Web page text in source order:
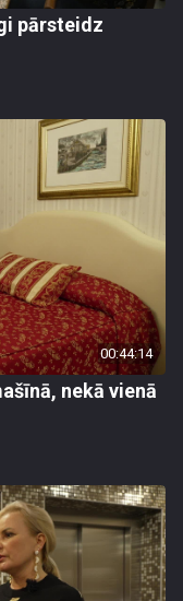
pārsteidz
00:44:14
nekā vienā